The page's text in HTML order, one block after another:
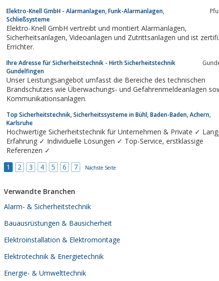
Aufsperrdienst. Unser angebot an Sicherheitstechnik ist das beste...
Elektro-Knell GmbH - Alarmanlagen, Funk-Alarmanlagen,
Schließsysteme
Elektro-Knell GmbH vertreibt und montiert Alarmanlagen,
Sicherheitsanlagen, Videoanlagen und Zutrittsanlagen und ist zertifizierter
Errichter.
Ihre Adresse für Sicherheitstechnik - Hirth Sicherheitstechnik
Gundelfingen
Unser Leistungsangebot umfasst die Bereiche des technischen
Brandschutzes wie Überwachungs- und Gefahrenmeldeanlagen
Kommunikationsanlagen.
Top Sicherheitstechnik, Sicherheitssysteme in Bühl, Baden-Baden, Achern,
Karlsruhe
Hochwertige Sicherheitstechnik für Unternehmen & Private ✓
Erfahrung ✓ Individuelle Lösungen ✓ Top-Service, erstklassige
Referenzen ✓
1
2 3 4 5 6 7 Nächste Seite
Verwandte Branchen
Alarm- & Sicherheitstechnik
Bauausrüstungen & Bausicherheit
Elektroinstallation & Elektromontage
Elektrotechnik & Energietechnik
Energie- & Umwelttechnik